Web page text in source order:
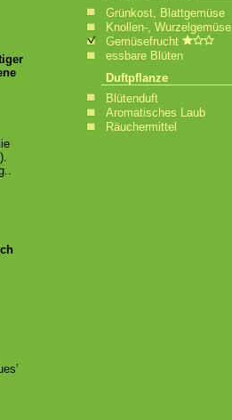
Grünkost, Blattgemüse
Knollen-, Wurzelgemüse
Gemüsefrucht
essbare Blüten
Duftpflanze
Blütenduft
Aromatisches Laub
Räuchermittel